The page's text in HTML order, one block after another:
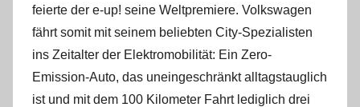
feierte der e-up! seine Weltpremiere. Volkswagen
fährt somit mit seinem beliebten City-Spezialisten
ins Zeitalter der Elektromobilität: Ein Zero-
Emission-Auto, das uneingeschränkt alltagstauglich
ist und mit dem 100 Kilometer Fahrt lediglich drei